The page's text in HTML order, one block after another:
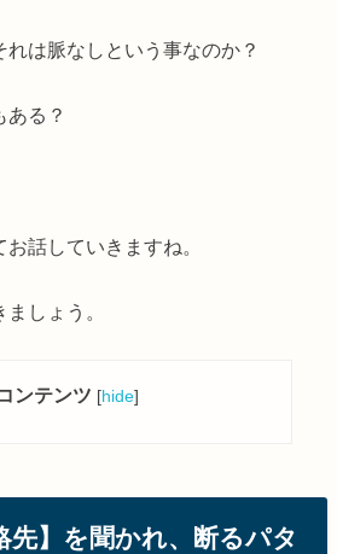
は脈なしという事なのか？
ある？
話していきますね。
しょう。
ンテンツ [hide]
先】を聞かれ、断るパタ